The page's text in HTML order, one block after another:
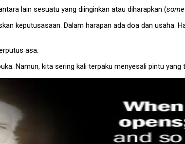
lain sesuatu yang diinginkan atau diharapkan (
keputusasaan. Dalam harapan ada doa dan
asa.
Namun, kita sering kali terpaku menyesali pintu